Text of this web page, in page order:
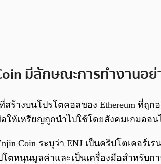
มีลักษณะการทำงานอย่
ที่สร้างบนโปรโตคอลของ Ethereum ที่
ให้เหรียญถูกนำไปใช้โดยสังคมเกมอ
Coin ระบุว่า ENJ เป็นคริปโตเคอร์เร
ตหนุนมูลค่าและเป็นเครื่องมือสำหรับก